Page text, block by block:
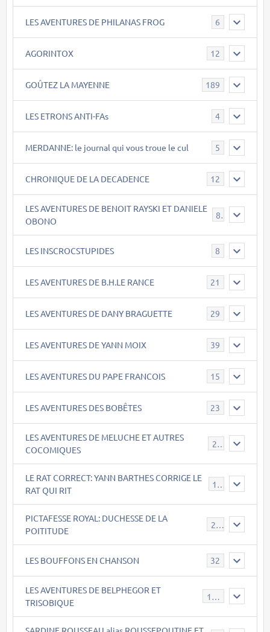
LES AVENTURES DE PHILANAS FROG 6
AGORINTOX 12
GOÛTEZ LA MAYENNE 189
LES ETRONS ANTI-FAs 4
MERDANNE: le journal qui vous troue le cul 5
CHRONIQUE DE LA DECADENCE 12
LES AVENTURES DE BENOIT RAYSKI ET DANIELE
OBONO
8
LES INSCROCSTUPIDES 8
LES AVENTURES DE B.H.LE RANCE 21
LES AVENTURES DE DANY BRAGUETTE 29
LES AVENTURES DE YANN MOIX 39
LES AVENTURES DU PAPE FRANCOIS 15
LES AVENTURES DES BOBÊTES 23
LES AVENTURES DE MELUCHE ET AUTRES
COCOMIQUES
22
LE RAT CORRECT: YANN BARTHES CORRIGE LE
RAT QUI RIT
15
PICTAFESSE ROYAL: DUCHESSE DE LA
POITITUDE
23
LES BOUFFONS EN CHANSON 32
LES AVENTURES DE BELPHEGOR ET
TRISOBIQUE
147